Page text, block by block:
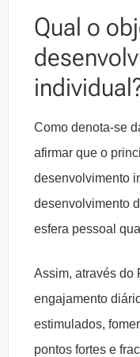
Qual o
Como denota-se
afirmar que o
desenvolvimento
desenvolvimento
esfera pessoal
Assim, através do
engajamento
estimulados,
pontos fortes e